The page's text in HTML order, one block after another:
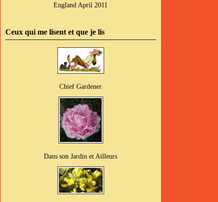
England April 2011
Ceux qui me lisent et que je lis
Chief Gardener
Dans son Jardin et Ailleurs